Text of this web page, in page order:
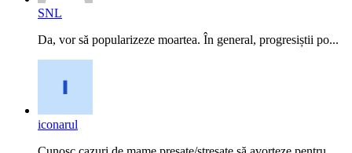
SNL
Da, vor să popularizeze moartea. În general, progresiștii po...
iconarul